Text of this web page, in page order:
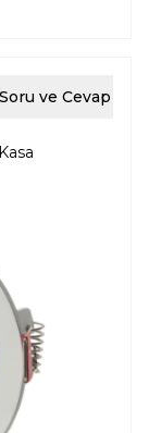
Soru ve Cevap